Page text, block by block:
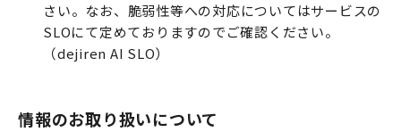
さい。なお、脆弱性等への対応についてはサービスの
SLOにて定めておりますのでご確認ください。
（dejiren AI SLO）
情報のお取り扱いについて